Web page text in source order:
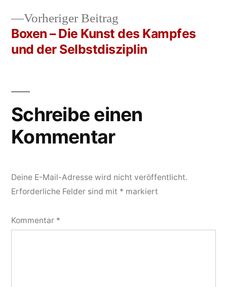
Vorheriger Beitrag
Beitrag:
Boxen – Die Kunst des Kampfes
und der Selbstdisziplin
Schreibe einen
Kommentar
Deine E-Mail-Adresse wird nicht veröffentlicht.
Erforderliche Felder sind mit * markiert
Kommentar *